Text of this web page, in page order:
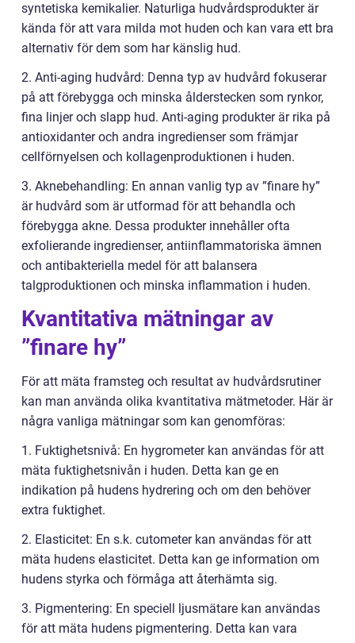
syntetiska kemikalier. Naturliga hudvårdsprodukter är
kända för att vara milda mot huden och kan vara ett bra
alternativ för dem som har känslig hud.
2. Anti-aging hudvård: Denna typ av hudvård fokuserar
på att förebygga och minska ålderstecken som rynkor,
fina linjer och slapp hud. Anti-aging produkter är rika på
antioxidanter och andra ingredienser som främjar
cellförnyelsen och kollagenproduktionen i huden.
3. Aknebehandling: En annan vanlig typ av ”finare hy”
är hudvård som är utformad för att behandla och
förebygga akne. Dessa produkter innehåller ofta
exfolierande ingredienser, antiinflammatoriska ämnen
och antibakteriella medel för att balansera
talgproduktionen och minska inflammation i huden.
Kvantitativa mätningar av
”finare hy”
För att mäta framsteg och resultat av hudvårdsrutiner
kan man använda olika kvantitativa mätmetoder. Här är
några vanliga mätningar som kan genomföras:
1. Fuktighetsnivå: En hygrometer kan användas för att
mäta fuktighetsnivån i huden. Detta kan ge en
indikation på hudens hydrering och om den behöver
extra fuktighet.
2. Elasticitet: En s.k. cutometer kan användas för att
mäta hudens elasticitet. Detta kan ge information om
hudens styrka och förmåga att återhämta sig.
3. Pigmentering: En speciell ljusmätare kan användas
för att mäta hudens pigmentering. Detta kan vara